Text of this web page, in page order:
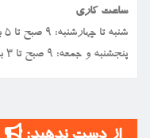
ساعت کاری
شنبه تا چهارشنبه: ۹ صبح تا ۵ بعد از ظهر
پنجشنبه و جمعه: ۹ صبح تا ۳ بعد از ظهر